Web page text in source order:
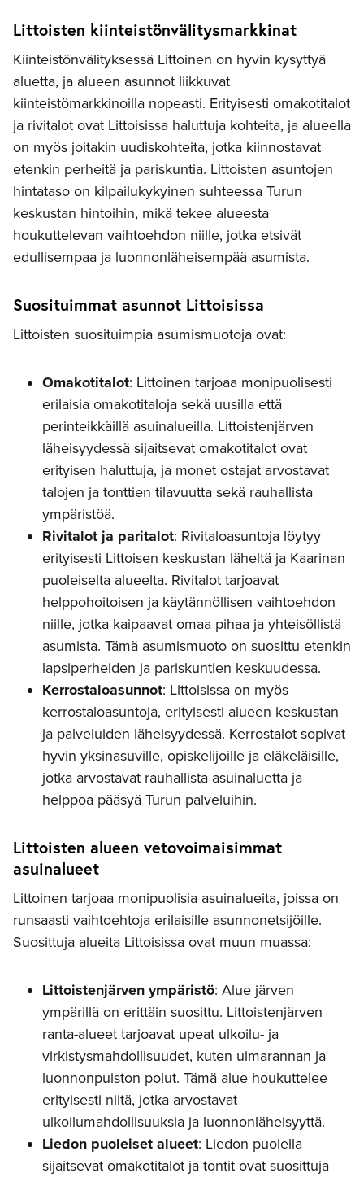
Littoisten kiinteistönvälitysmarkkinat
Kiinteistönvälityksessä Littoinen on hyvin kysyttyä
aluetta, ja alueen asunnot liikkuvat
kiinteistömarkkinoilla nopeasti. Erityisesti omakotitalot
ja rivitalot ovat Littoisissa haluttuja kohteita, ja alueella
on myös joitakin uudiskohteita, jotka kiinnostavat
etenkin perheitä ja pariskuntia. Littoisten asuntojen
hintataso on kilpailukykyinen suhteessa Turun
keskustan hintoihin, mikä tekee alueesta
houkuttelevan vaihtoehdon niille, jotka etsivät
edullisempaa ja luonnonläheisempää asumista.
Suosituimmat asunnot Littoisissa
Littoisten suosituimpia asumismuotoja ovat:
Omakotitalot: Littoinen tarjoaa monipuolisesti
erilaisia omakotitaloja sekä uusilla että
perinteikkäillä asuinalueilla. Littoistenjärven
läheisyydessä sijaitsevat omakotitalot ovat
erityisen haluttuja, ja monet ostajat arvostavat
talojen ja tonttien tilavuutta sekä rauhallista
ympäristöä.
Rivitalot ja paritalot: Rivitaloasuntoja löytyy
erityisesti Littoisen keskustan läheltä ja Kaarinan
puoleiselta alueelta. Rivitalot tarjoavat
helppohoitoisen ja käytännöllisen vaihtoehdon
niille, jotka kaipaavat omaa pihaa ja yhteisöllistä
asumista. Tämä asumismuoto on suosittu etenkin
lapsiperheiden ja pariskuntien keskuudessa.
Kerrostaloasunnot: Littoisissa on myös
kerrostaloasuntoja, erityisesti alueen keskustan
ja palveluiden läheisyydessä. Kerrostalot sopivat
hyvin yksinasuville, opiskelijoille ja eläkeläisille,
jotka arvostavat rauhallista asuinaluetta ja
helppoa pääsyä Turun palveluihin.
Littoisten alueen vetovoimaisimmat
asuinalueet
Littoinen tarjoaa monipuolisia asuinalueita, joissa on
runsaasti vaihtoehtoja erilaisille asunnonetsijöille.
Suosittuja alueita Littoisissa ovat muun muassa:
Littoistenjärven ympäristö: Alue järven
ympärillä on erittäin suosittu. Littoistenjärven
ranta-alueet tarjoavat upeat ulkoilu- ja
virkistysmahdollisuudet, kuten uimarannan ja
luonnonpuiston polut. Tämä alue houkuttelee
erityisesti niitä, jotka arvostavat
ulkoilumahdollisuuksia ja luonnonläheisyyttä.
Liedon puoleiset alueet: Liedon puolella
sijaitsevat omakotitalot ja tontit ovat suosittuja